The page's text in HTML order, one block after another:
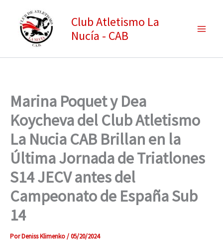
contenido
Club Atletismo La
Nucía - CAB
Marina Poquet y Dea
Koycheva del Club Atletismo
La Nucia CAB Brillan en la
Última Jornada de Triatlones
S14 JECV antes del
Campeonato de España Sub
14
PorDeniss Klimenko/05/20/2024